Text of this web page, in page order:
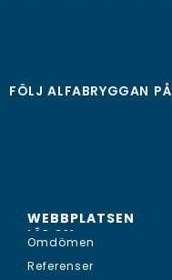
FÖLJ ALFABRYGGAN PÅ
WEBBPLATSEN
LÄS OM...
Omdömen
Referenser